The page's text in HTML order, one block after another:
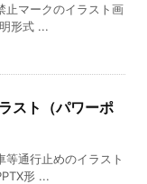
止マークのイラスト画
形式 ...
スト（パワーポ
等通行止めのイラスト
形 ...